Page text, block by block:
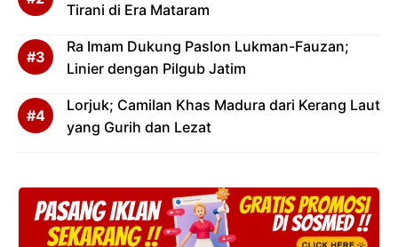
Tirani di Era Mataram
Ra Imam Dukung Paslon Lukman-Fauzan;
Linier dengan Pilgub Jatim
Lorjuk; Camilan Khas Madura dari Kerang Laut
yang Gurih dan Lezat